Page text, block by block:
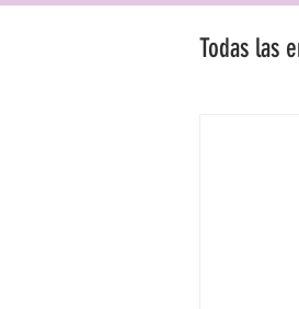
Todas las